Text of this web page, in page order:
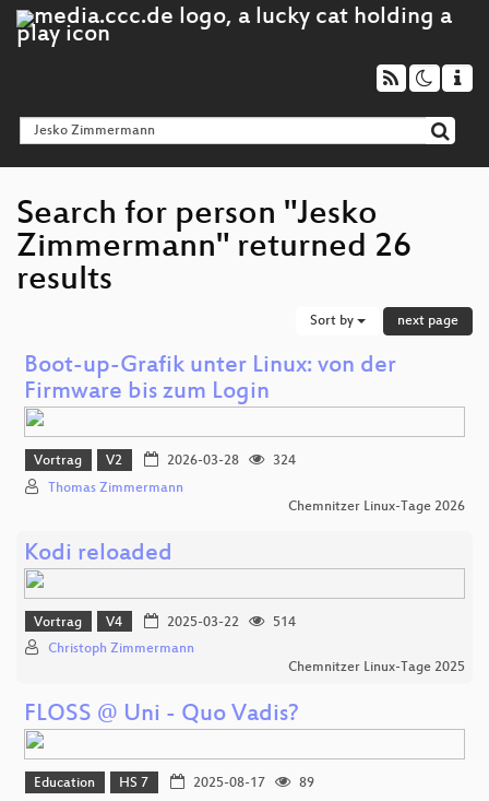
Search for person "Jesko
Zimmermann" returned 26
results
Sort by next page
Boot-up-Grafik unter Linux: von der
Firmware bis zum Login
Vortrag V2 2026-03-28
324
Thomas Zimmermann
Chemnitzer Linux-Tage 2026
Kodi reloaded
Vortrag V4 2025-03-22
514
Christoph Zimmermann
Chemnitzer Linux-Tage 2025
FLOSS @ Uni - Quo Vadis?
Education HS 7 2025-08-17
89